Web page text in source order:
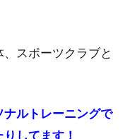
スポーツクラブと
ルトレーニングで
してます！